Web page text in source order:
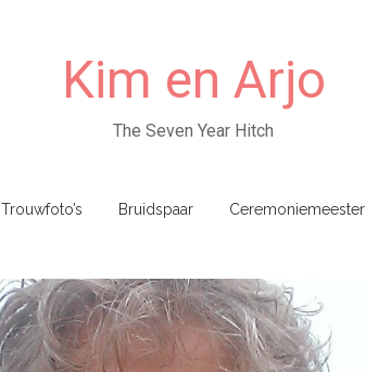
Kim en Arjo
The Seven Year Hitch
Trouwfoto’s Bruidspaar Ceremoniemeester